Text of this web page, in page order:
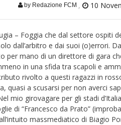
by Redazione FCM , 10
– Foggia che dal settore ospiti
dall’arbitro e dai suoi (o)errori.
per mano di un direttore di gara
in una sfida tra scapoli e
rivolto a questi ragazzi in
quasi a scusarsi per non averci
mio girovagare per gli stadi
di “Francesco da Prato”
massmediatico di Biagio